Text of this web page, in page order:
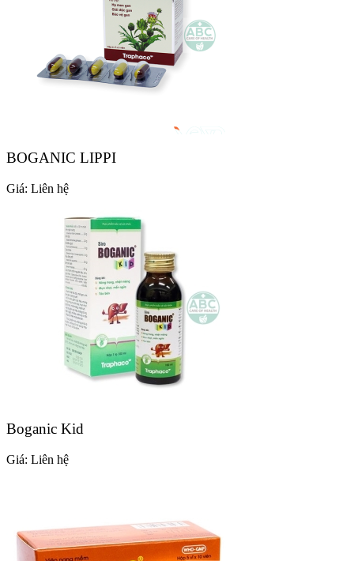
BOGANIC LIPPI
Giá: Liên hệ
Boganic Kid
Giá: Liên hệ